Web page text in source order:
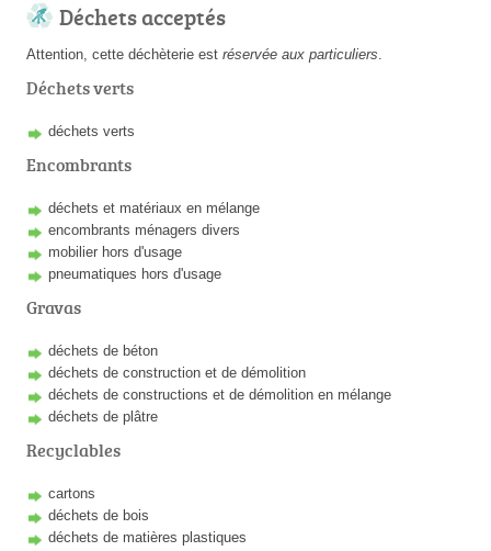
Déchets acceptés
Attention, cette déchèterie est réservée aux particuliers.
Déchets verts
déchets verts
Encombrants
déchets et matériaux en mélange
encombrants ménagers divers
mobilier hors d'usage
pneumatiques hors d'usage
Gravas
déchets de béton
déchets de construction et de démolition
déchets de constructions et de démolition en mélange
déchets de plâtre
Recyclables
cartons
déchets de bois
déchets de matières plastiques